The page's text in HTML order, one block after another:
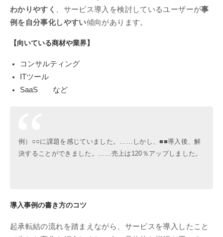
わかりやすく
、サービス導入を検討しているユーザーが事
例を自分事化しやすい傾向があります。
【向いている商材や業界】
コンサルティング
ITツール
SaaS など
例）○○に課題を感じていました。……しかし、■■導入後、解
決することができました。……売上は120％アップしました。
導入事例の書き方のコツ
起承転結の流れを踏まえながら、サービスを導入したこと